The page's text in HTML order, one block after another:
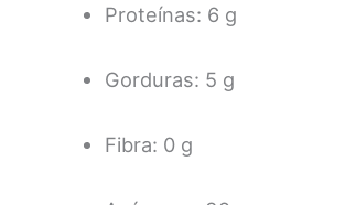
Proteínas: 6 g
Gorduras: 5 g
Fibra: 0 g